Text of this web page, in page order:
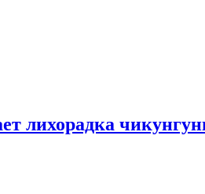
лихорадка